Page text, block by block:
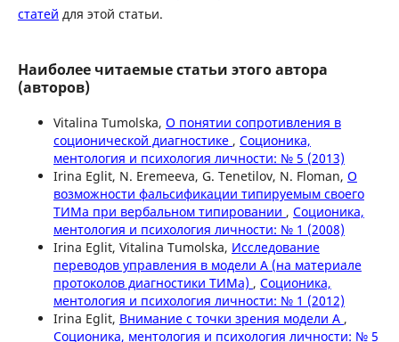
статей для этой статьи.
Наиболее читаемые статьи этого автора
(авторов)
Vitalina Tumolska, О понятии сопротивления в
соционической диагностике , Соционика,
ментология и психология личности: № 5 (2013)
Irina Eglit, N. Eremeeva, G. Tenetilov, N. Floman, О
возможности фальсификации типируемым своего
ТИМа при вербальном типировании , Соционика,
ментология и психология личности: № 1 (2008)
Irina Eglit, Vitalina Tumolska, Исследование
переводов управления в модели А (на материале
протоколов диагностики ТИМа) , Соционика,
ментология и психология личности: № 1 (2012)
Irina Eglit, Внимание с точки зрения модели А ,
Соционика, ментология и психология личности: № 5